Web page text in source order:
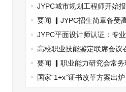
JYPC城市规划工程师开始
要闻 ▎JYPC招生简章备受
JYPC平面设计师认证：专
高校职业技能鉴定联席会议
要闻 ▎职业能力研究会常务
试指南丛书主编会(图文)
国家“1+x”证书改革方案出